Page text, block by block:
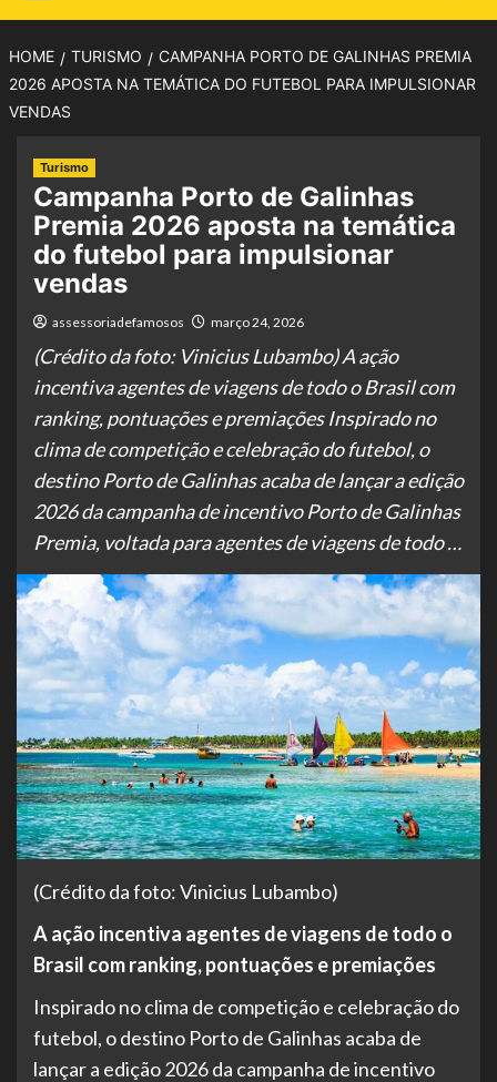
HOME TURISMO
CAMPANHA PORTO DE GALINHAS PREMIA
2026 APOSTA NA TEMÁTICA DO FUTEBOL PARA IMPULSIONAR
VENDAS
Turismo
Campanha Porto de Galinhas
Premia 2026 aposta na temática
do futebol para impulsionar
vendas
assessoriadefamosos março 24, 2026
(Crédito da foto: Vinicius Lubambo) A ação
incentiva agentes de viagens de todo o Brasil com
ranking, pontuações e premiações Inspirado no
clima de competição e celebração do futebol, o
destino Porto de Galinhas acaba de lançar a edição
2026 da campanha de incentivo Porto de Galinhas
Premia, voltada para agentes de viagens de todo …
(Crédito da foto: Vinicius Lubambo)
A ação incentiva agentes de viagens de todo o
Brasil com ranking, pontuações e premiações
Inspirado no clima de competição e celebração do
futebol, o destino Porto de Galinhas acaba de
lançar a edição 2026 da campanha de incentivo